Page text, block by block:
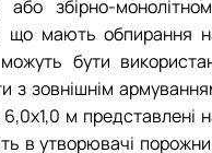
збірно-
що мають обпирання
бути
з зовнішнім
м представлені
в утворювачі